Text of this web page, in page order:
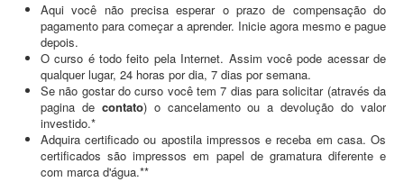
Aqui você não precisa esperar o prazo de compensação do
pagamento para começar a aprender. Inicie agora mesmo e pague
depois.
O curso é todo feito pela Internet. Assim você pode acessar de
qualquer lugar, 24 horas por dia, 7 dias por semana.
Se não gostar do curso você tem 7 dias para solicitar (através da
pagina de contato) o cancelamento ou a devolução do valor
investido.*
Adquira certificado ou apostila impressos e receba em casa. Os
certificados são impressos em papel de gramatura diferente e
com marca d'água.**